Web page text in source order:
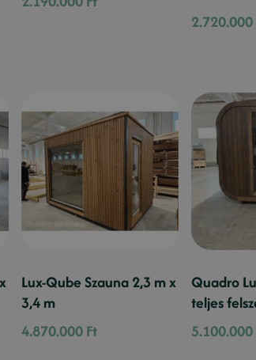
2.720.000
Lux-Qube Szauna 2,3 m x
3,4 m
4.870.000Ft
Quadro
teljes
5.100.000